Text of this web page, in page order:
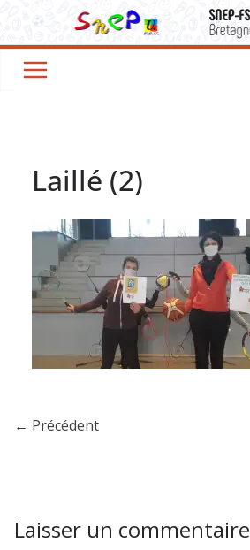
contenu
Laillé (2)
← Précédent
Laisser un commentaire